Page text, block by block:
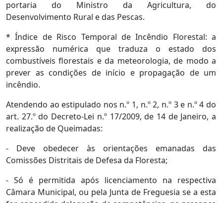
portaria do Ministro da Agricultura, do
Desenvolvimento Rural e das Pescas.
* Índice de Risco Temporal de Incêndio Florestal: a
expressão numérica que traduza o estado dos
combustíveis florestais e da meteorologia, de modo a
prever as condições de início e propagação de um
incêndio.
Atendendo ao estipulado nos n.º 1, n.º 2, n.º 3 e n.º 4 do
art. 27.º do Decreto-Lei n.º 17/2009, de 14 de Janeiro, a
realização de Queimadas:
- Deve obedecer às orientações emanadas das
Comissões Distritais de Defesa da Floresta;
- Só é permitida após licenciamento na respectiva
Câmara Municipal, ou pela Junta de Freguesia se a esta